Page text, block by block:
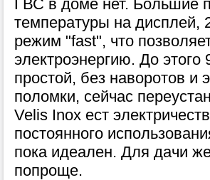
ГВС в доме нет. Большие
температуры на дисплей,
режим "fast", что
электроэнергию. До
простой, без наворотов и
поломки, сейчас
Velis Inox ест
постоянного
пока идеален. Для дачи
попроще.